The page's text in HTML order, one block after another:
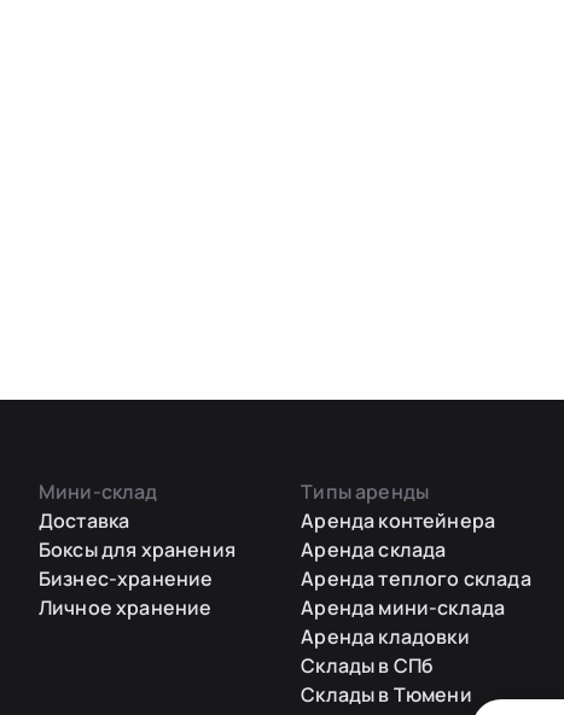
Мини-склад
Доставка
Боксы для хранения
Бизнес-хранение
Личное хранение
Типы аренды
Аренда контейнера
Аренда склада
Аренда теплого склада
Аренда мини-склада
Аренда кладовки
Склады в СПб
Склады в Тюмени